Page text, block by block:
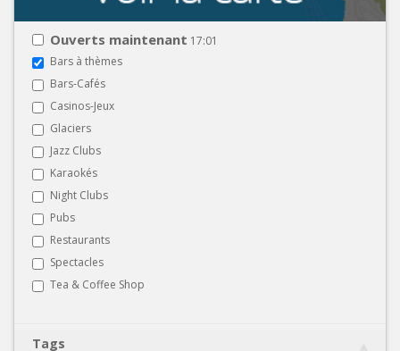
Ouverts maintenant 17:01
Bars à thèmes
Bars-Cafés
Casinos-Jeux
Glaciers
Jazz Clubs
Karaokés
Night Clubs
Pubs
Restaurants
Spectacles
Tea & Coffee Shop
Tags